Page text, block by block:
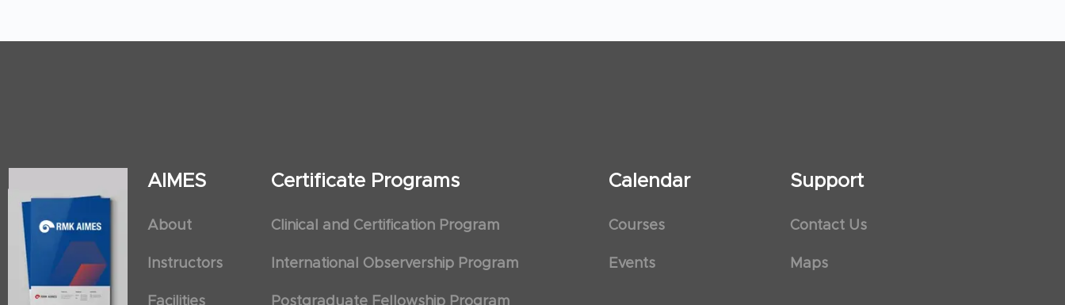
AIMES
About
Instructors
Facilities
Certificate Programs
Clinical and Certification Program
International Observership Program
Postgraduate Fellowship Program
Calendar
Courses
Events
Support
Contact Us
Maps